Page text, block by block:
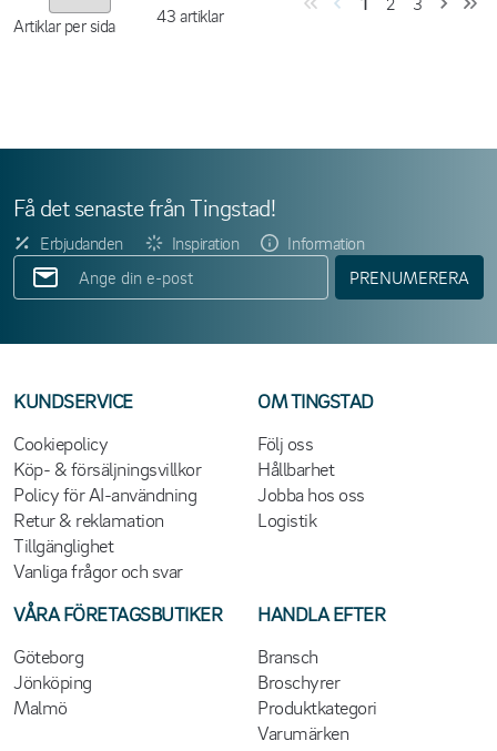
Artiklar per sida
43 artiklar
Få det senaste från Tingstad!
Erbjudanden Inspiration
Information
PRENUMERERA
KUNDSERVICE
Cookiepolicy
Köp- & försäljningsvillkor
Policy för AI-användning
Retur & reklamation
Tillgänglighet
Vanliga frågor och svar
OM TINGSTAD
Följ oss
Hållbarhet
Jobba hos oss
Logistik
VÅRA FÖRETAGSBUTIKER
Göteborg
Jönköping
Malmö
HANDLA EFTER
Bransch
Broschyrer
Produktkategori
Varumärken